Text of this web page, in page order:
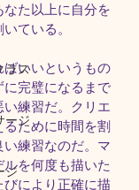
ラス
ージ
ジ
た以上に自分を
ている。
いいというもの
完璧になるまで
練習だ。クリエ
ために時間を割
練習なのだ。マ
を何度も描いた
により正確に描